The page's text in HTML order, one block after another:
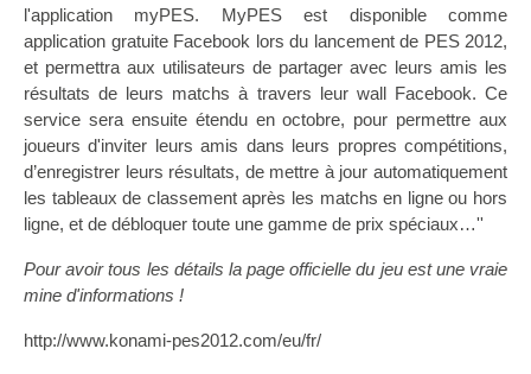
l'application myPES. MyPES est disponible comme
application gratuite Facebook lors du lancement de PES 2012,
et permettra aux utilisateurs de partager avec leurs amis les
résultats de leurs matchs à travers leur wall Facebook. Ce
service sera ensuite étendu en octobre, pour permettre aux
joueurs d'inviter leurs amis dans leurs propres compétitions,
d’enregistrer leurs résultats, de mettre à jour automatiquement
les tableaux de classement après les matchs en ligne ou hors
ligne, et de débloquer toute une gamme de prix spéciaux…''
Pour avoir tous les détails la page officielle du jeu est une vraie
mine d'informations !
http://www.konami-pes2012.com/eu/fr/